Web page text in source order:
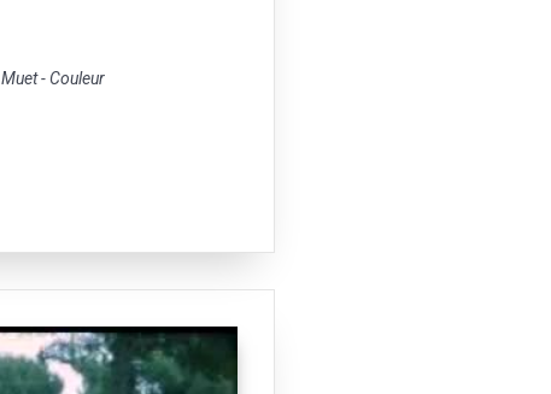
Muet - Couleur